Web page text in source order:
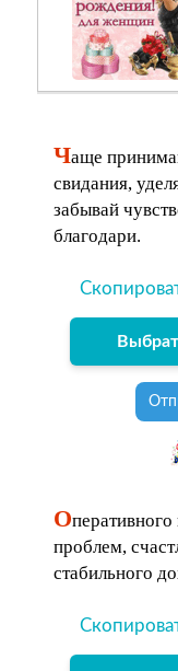
Чаще
свидания,
забывай
благодари.
О
проблем,
стабильного